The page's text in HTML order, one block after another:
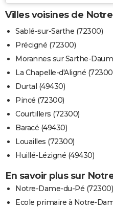
Villes voisines de
Sablé-sur-Sarthe (72300)
Précigné (72300)
Morannes sur Sarthe-
La Chapelle-d'Aligné
Durtal (49430)
Pincé (72300)
Courtillers (72300)
Baracé (49430)
Louailles (72300)
Huillé-Lézigné (49430)
En savoir plus sur
Notre-Dame-du-Pé (72300)
Ecole primaire à Notre-